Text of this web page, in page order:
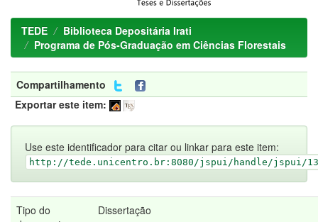
TEDE
Biblioteca Depositária Irati
Programa de Pós-Graduação em Ciências Florestais
Compartilhamento
Exportar este item:
Use este identificador para citar ou linkar para este item:
http://tede.unicentro.br:8080/jspui/handle/jspui/
Tipo do
Dissertação